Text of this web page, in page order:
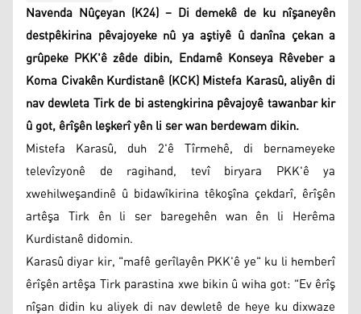
Navenda Nûçeyan (K24) – Di demekê de ku nîşaneyên
destpêkirina pêvajoyeke nû ya aştiyê û danîna çekan a
grûpeke PKK'ê zêde dibin, Endamê Konseya Rêveber a
Koma Civakên Kurdistanê (KCK) Mistefa Karasû, aliyên di
nav dewleta Tirk de bi astengkirina pêvajoyê tawanbar kir
û got, êrîşên leşkerî yên li ser wan berdewam dikin.
Mistefa Karasû, duh 2'ê Tîrmehê, di bernameyeke
televîzyonê de ragihand, tevî biryara PKK'ê ya
xwehilweşandinê û bidawîkirina têkoşîna çekdarî, êrîşên
artêşa Tirk ên li ser baregehên wan ên li Herêma
Kurdistanê didomin.
Karasû diyar kir, "mafê gerîlayên PKK'ê ye" ku li hemberî
êrîşên artêşa Tirk parastina xwe bikin û wiha got: "Ev êrîş
nîşan didin ku aliyek di nav dewletê de heye ku dixwaze